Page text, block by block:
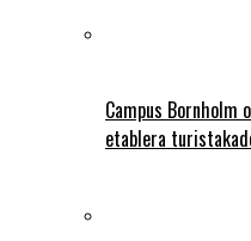
Campus Bornholm
etablera